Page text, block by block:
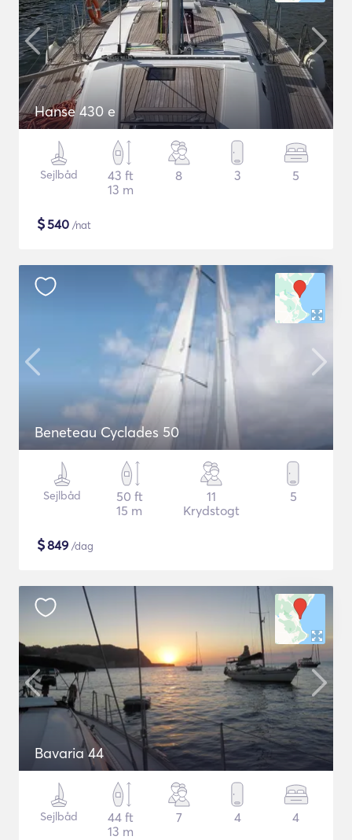
Hanse 430 e
Sejlbåd
43 ft
13 m
8 3 5
$540 /nat
Beneteau Cyclades 50
Sejlbåd
50 ft
15 m
11
Krydstogt
5
$849 /dag
Bavaria 44
Sejlbåd
44 ft
13 m
7 4 4